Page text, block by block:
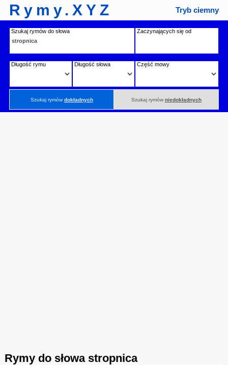
Rymy.XYZ Tryb ciemny
Szukaj rymów do słowa Zaczynających się od
Długość rymu Długość słowa Część mowy
Szukaj rymówdokładnych Szukaj rymów niedokładnych
Rymy do słowa stropnica